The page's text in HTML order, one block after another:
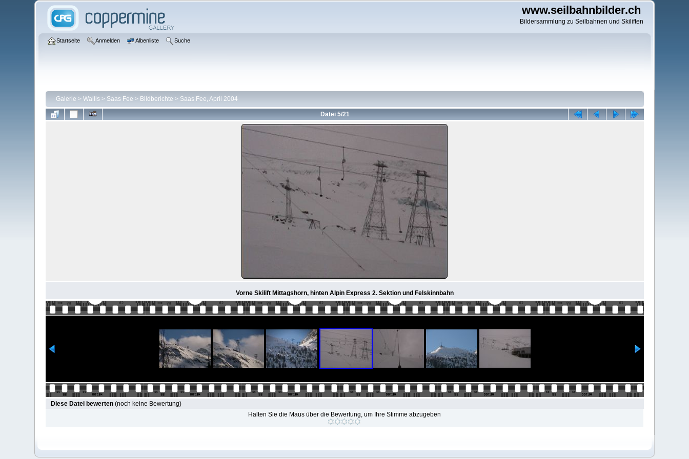
www.seilbahnbilder.ch
Bildersammlung zu Seilbahnen und Skiliften
Startseite Anmelden Albenliste Suche
Galerie > Wallis> Saas Fee > Bildberichte > Saas Fee, April 2004
Datei 5/21
Vorne Skilift Mittagshorn, hinten Alpin Express 2. Sektion und Felskinnbahn
Diese Datei bewerten(noch keine Bewertung)
Halten Sie die Maus über die Bewertung, um Ihre Stimme abzugeben